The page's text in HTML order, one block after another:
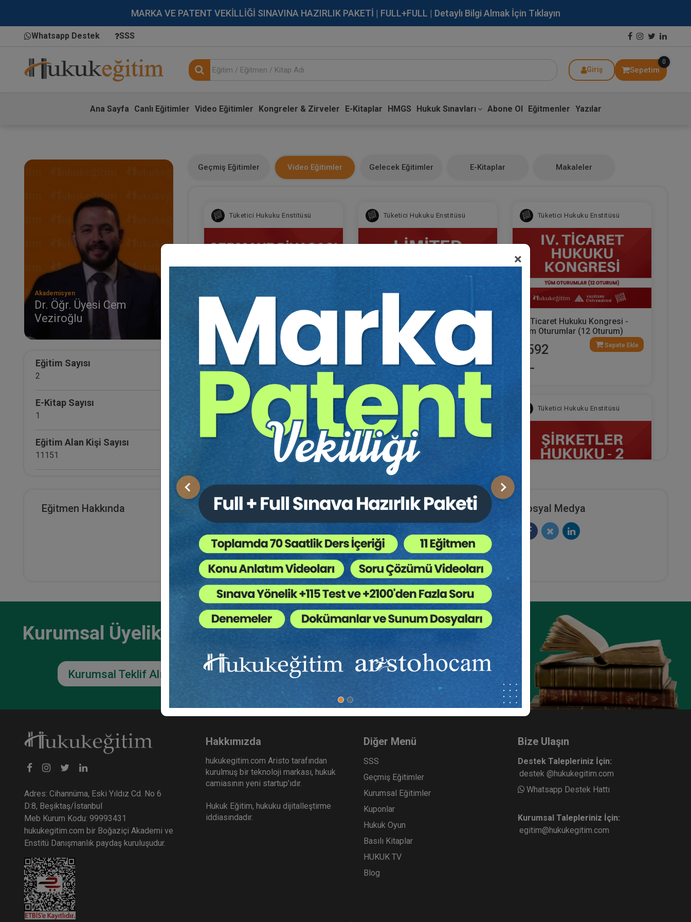
MARKA VE PATENT VEKİLLİĞİ SINAVINA HAZIRLIK PAKETİ | FULL+FULL | Detaylı Bilgi Almak İçin Tıklayın
Whatsapp Destek SSS
Giriş Sepetim
0
Ana Sayfa Canlı Eğitimler Video Eğitimler Kongreler & Zirveler E-Kitaplar HMGS Hukuk Sınavları Abone Ol Eğitmenler Yazılar
×
Önceki Sonraki
Akademisyen
Dr. Öğr. Üyesi Cem
Veziroğlu
Eğitim Sayısı
2
E-Kitap Sayısı
1
Eğitim Alan Kişi Sayısı
11151
Geçmiş Eğitimler Video Eğitimler Gelecek Eğitimler E-Kitaplar Makaleler
Tüketici Hukuku Enstitüsü
Sermaye Piyasası Hukuku - IV.
Ticaret Hukuku Kongresi - XII.
Oturum
360
TL
Sepete Ekle
Tüketici Hukuku Enstitüsü
Limited Şirketler - IV. Ticaret
Hukuku Kongresi - X. Oturum
Sepete Ekle
Tüketici Hukuku Enstitüsü
IV. Ticaret Hukuku Kongresi -
Tüm Oturumlar (12 Oturum)
2592
TL
Sepete Ekle
Tüketici Hukuku Enstitüsü
Hukuku Kongresi - XI. Oturum
360
TL
Sepete Ekle
Tüketici Hukuku Enstitüsü
Hukuku Kongresi - IX. Oturum
360
TL
Sepete Ekle
Tüketici Hukuku Enstitüsü
Şirketler Hukuku - 2 - IV. Ticaret
Hukuku Kongresi - V. Oturum
360
Tüketici Hukuku Enstitüsü
Anonim Şirketler - 3 - IV. Ticaret
Hukuku Kongresi - VIII. Oturum
360
Tüketici Hukuku Enstitüsü
Anonim Şirketler - 1 - IV. Ticaret
Hukuku Kongresi - VI. Oturum
360
TL
Tüketici Hukuku Enstitüsü
Anonim Şirketler - 2 - IV. Ticaret
Hukuku Kongresi - VII. Oturum
360
Tüketici Hukuku Enstitüsü Tüketici Hukuku Enstitüsü
Eğitmen Hakkında Sosyal Medya
Kurumsal Üyelikler İçin
Kurumsal Teklif Alın
Ekibinizin hukuk bilgisini yükseltin, kaliteli içeriklerle size
Ekibinize, Hukuk Eğitim’in birbirinden kaliteli eğitimlerine
sınırsız erişim imkanı sunun.
Adres: Cihannüma, Eski Yıldız Cd. No 6
D:8, Beşiktaş/İstanbul
Meb Kurum Kodu: 99993431
hukukegitim.com bir Boğaziçi Akademi ve
Enstitü Danışmanlık paydaş kuruluşudur.
Hakkımızda
hukukegitim.com Aristo tarafından
kurulmuş bir teknoloji markası, hukuk
camiasının yeni startup’ıdır.
Hukuk Eğitim, hukuku dijitalleştirme
iddiasındadır.
Diğer Menü
SSS
Geçmiş Eğitimler
Kurumsal Eğitimler
Kuponlar
Hukuk Oyun
Basılı Kitaplar
HUKUK TV
Blog
Bize Ulaşın
Destek Talepleriniz İçin:
destek @hukukegitim.com
Whatsapp Destek Hattı
Kurumsal Talepleriniz İçin:
egitim@hukukegitim.com